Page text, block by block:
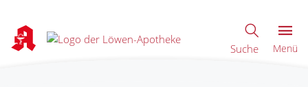
Suche Menü